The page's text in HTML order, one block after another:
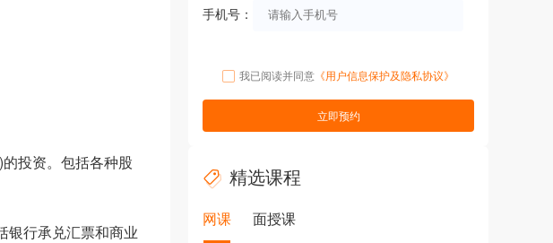
投资。包括各种股
银行承兑汇票和商业
手机号：
我已阅读并同意 《用户信息保护及隐私协议》
立即预约
精选课程
网课 面授课